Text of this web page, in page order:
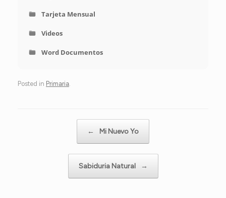
Tarjeta Mensual
Videos
Word Documentos
Posted in Primaria.
← Mi Nuevo Yo
Sabiduria Natural →